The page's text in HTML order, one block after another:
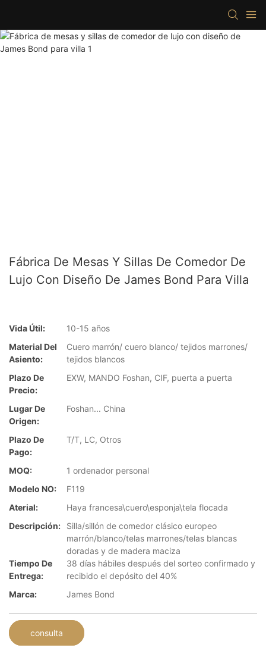
Fábrica De Mesas Y Sillas De Comedor De
Lujo Con Diseño De James Bond Para Villa
Vida Útil:
10-15 años
Material Del
Asiento:
Cuero marrón/ cuero blanco/ tejidos marrones/
tejidos blancos
Plazo De
Precio:
EXW, MANDO Foshan, CIF, puerta a puerta
Lugar De
Origen:
Foshan... China
Plazo De
Pago:
T/T, LC, Otros
MOQ:
1 ordenador personal
Modelo NO:
F119
Aterial:
Haya francesa\cuero\esponja\tela flocada
Descripción:
Silla/sillón de comedor clásico europeo
marrón/blanco/telas marrones/telas blancas
doradas y de madera maciza
Tiempo De
Entrega:
38 días hábiles después del sorteo confirmado y
recibido el depósito del 40%
Marca:
James Bond
consulta